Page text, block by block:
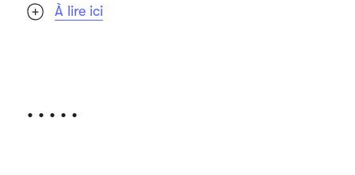
À lire ici
. . . . .